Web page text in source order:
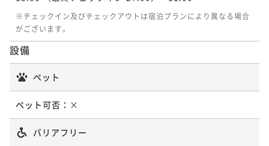
※チェックイン及びチェックアウトは宿泊プランにより異なる場合
がございます。
設備
ペット
ペット可否： ×
バリアフリー